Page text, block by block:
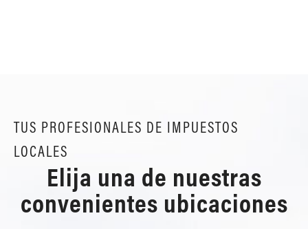
TUS PROFESIONALES DE IMPUESTOS
LOCALES
Elija una de nuestras
convenientes ubicaciones